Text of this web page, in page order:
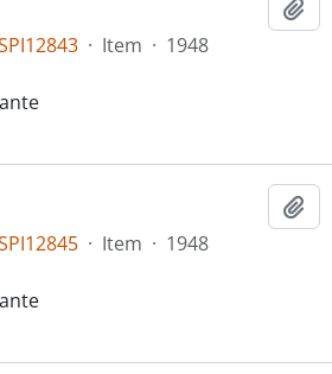
· Item · 1948
· Item · 1948